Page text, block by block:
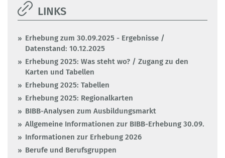
LINKS
Erhebung zum 30.09.2025 - Ergebnisse /
Datenstand: 10.12.2025
Erhebung 2025: Was steht wo? / Zugang zu den
Karten und Tabellen
Erhebung 2025: Tabellen
Erhebung 2025: Regionalkarten
BIBB-Analysen zum Ausbildungsmarkt
Allgemeine Informationen zur BIBB-Erhebung 30.09.
Informationen zur Erhebung 2026
Berufe und Berufsgruppen